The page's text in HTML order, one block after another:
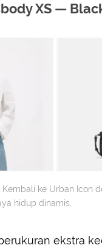
XS —
Kembali ke Urban Icon
hidup dinamis.
ekstra